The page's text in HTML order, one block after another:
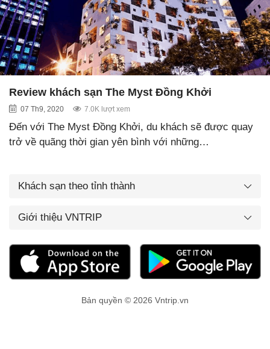
Review khách sạn The Myst Đồng Khởi
07 Th9, 2020 7.0K lượt xem
Đến với The Myst Đồng Khởi, du khách sẽ được quay
trở về quãng thời gian yên bình với những…
Khách sạn theo tỉnh thành
Giới thiệu VNTRIP
Bản quyền © 2026 Vntrip.vn